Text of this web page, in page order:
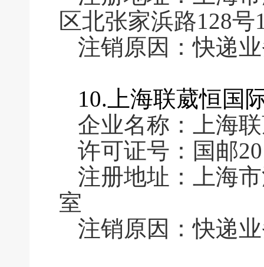
区北张家浜路128号
注销原因：快递
10.上海联葳恒国
企业名称：上海
许可证号：国邮
注册地址：上海
室
注销原因：快递